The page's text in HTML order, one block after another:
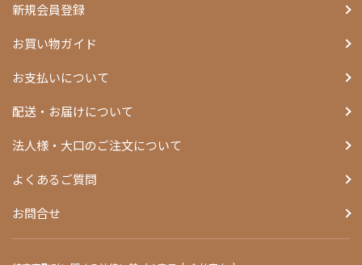
新規会員登録
お買い物ガイド
お支払いについて
配送・お届けについて
法人様・大口のご注文について
よくあるご質問
お問合せ